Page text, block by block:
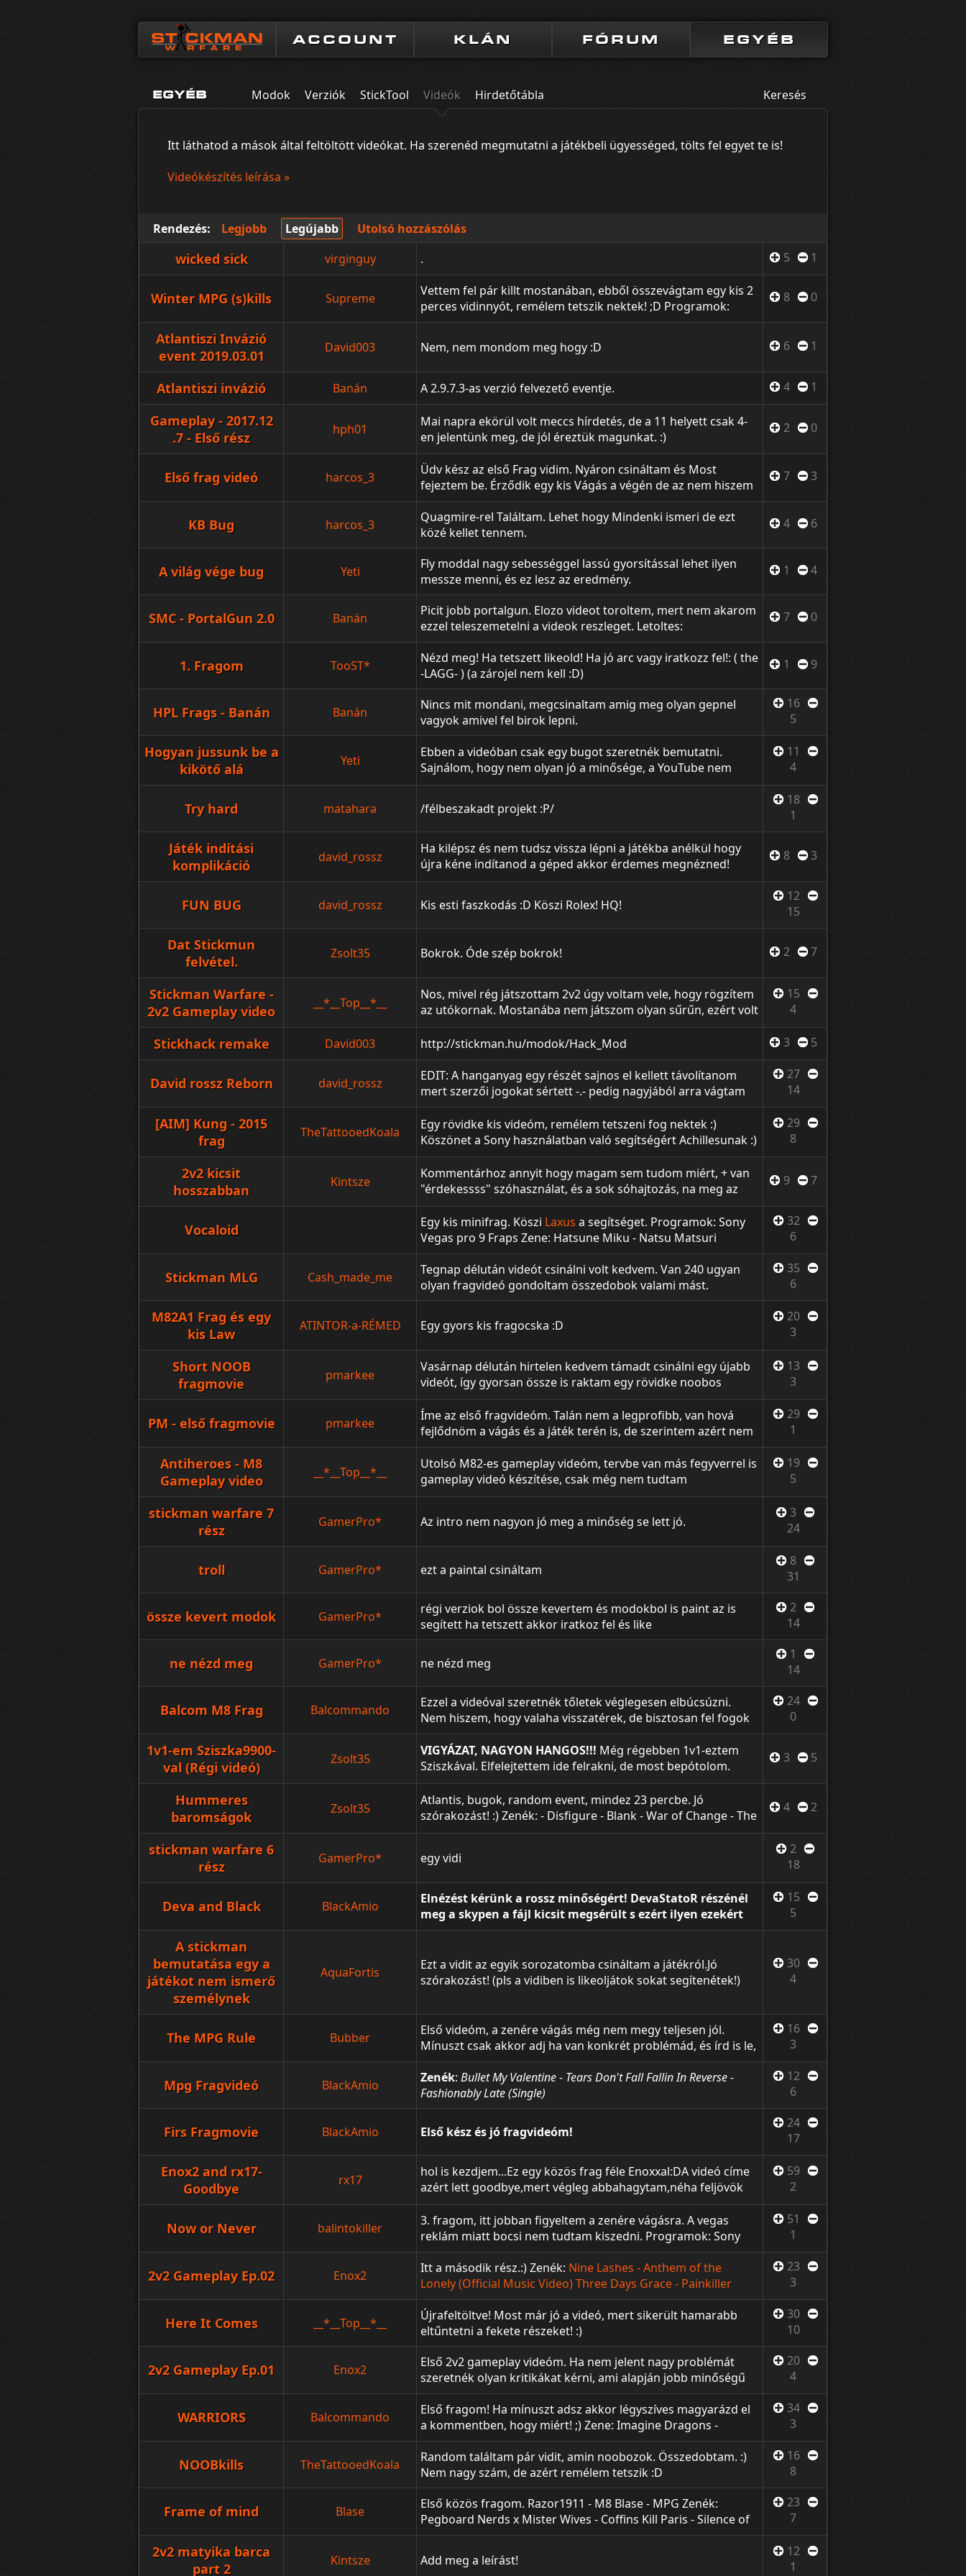
ACCOUNT KLÁN FÓRUM EGYÉB
EGYÉB Modok Verziók StickTool Videók Hirdetőtábla Keresés
Itt láthatod a mások által feltöltött videókat. Ha szerenéd megmutatni a játékbeli ügyességed, tölts fel egyet te is!
Videókészítés leírása »
Rendezés: Legjobb Legújabb Utolsó hozzászólás
wicked sick virginguy . 5 1
Winter MPG (s)kills Supreme
Vettem fel pár killt mostanában, ebből összevágtam egy kis 2
perces vidinnyót, remélem tetszik nektek! ;D Programok:
YouCut Video Editor Sony Vegas Vidmore Screen recorder
8 0
Atlantiszi Invázió
event 2019.03.01
David003 Nem, nem mondom meg hogy :D 6 1
Atlantiszi invázió Banán A 2.9.7.3-as verzió felvezető eventje. 4 1
Gameplay - 2017.12
.7 - Első rész
hph01
Mai napra ekörül volt meccs hírdetés, de a 11 helyett csak 4-
en jelentünk meg, de jól éreztük magunkat. :)
2 0
Első frag videó harcos_3
Üdv kész az első Frag vidim. Nyáron csináltam és Most
fejeztem be. Érződik egy kis Vágás a végén de az nem hiszem
,hogy halálos lenne. Köszönöm Mindenkinek akiket
legyilkolhattam. a végén nem írtam ki de most kiírom.
Köszönöm, hogy megnézted. Váróm komentjeiteket és
7 3
KB Bug harcos_3
Quagmire-rel Találtam. Lehet hogy Mindenki ismeri de ezt
közé kellet tennem.
4 6
A világ vége bug Yeti
Fly moddal nagy sebességgel lassú gyorsítással lehet ilyen
messze menni, és ez lesz az eredmény.
1 4
SMC - PortalGun 2.0 Banán
Picit jobb portalgun. Elozo videot toroltem, mert nem akarom
ezzel teleszemetelni a videok reszleget. Letoltes:
http://www.filedropper.com/stickportalmod Loves: BE portal.
Loves + X: KI portal. Tovabbra is Zodiac keresere.
7 0
1. Fragom TooST*
Nézd meg! Ha tetszett likeold! Ha jó arc vagy iratkozz fel!: ( the
-LAGG- ) (a zárojel nem kell :D)
1 9
HPL Frags - Banán Banán
Nincs mit mondani, megcsinaltam amig meg olyan gepnel
vagyok amivel fel birok lepni.
16
5
Hogyan jussunk be a
kikötő alá
Yeti
Ebben a videóban csak egy bugot szeretnék bemutatni.
Sajnálom, hogy nem olyan jó a minősége, a YouTube nem
szereti a 16:10-es felbontásokat, de legalább a lényeg
11
4
Try hard matahara /félbeszakadt projekt :P/
18
1
Játék indítási
komplikáció
david_rossz
Ha kilépsz és nem tudsz vissza lépni a játékba anélkül hogy
újra kéne indítanod a géped akkor érdemes megnézned!
Kattints az installernél a "Browse" ra ahhoz hogy más helyre tudd
8 3
FUN BUG david_rossz Kis esti faszkodás :D Köszi Rolex! HQ!
12
15
Dat Stickmun
felvétel.
Zsolt35 Bokrok. Óde szép bokrok! 2 7
Stickman Warfare -
2v2 Gameplay video
__*__Top__*__
Nos, mivel rég játszottam 2v2 úgy voltam vele, hogy rögzítem
az utókornak. Mostanába nem játszom olyan sűrűn, ezért volt
is időm berozsdásodni, ami meg is látszik a videón de
remélem azért nem hagyott akkora foltot. Jó szórakozást
hozzá!
15
4
Stickhack remake David003 http://stickman.hu/modok/Hack_Mod 3 5
David rossz Reborn david_rossz
EDIT: A hanganyag egy részét sajnos el kellett távolítanom
mert szerzői jogokat sértett -.- pedig nagyjából arra vágtam
rá a killeket a fullos videót ezen a linken tudjátok megnézni:
http://videa.hu/videok/emberek-vlogok/stickman-wafrare-
david_rossz-reborn-fps-frag-gameplay-GmEAzGLwou
27
14
[AIM] Kung - 2015
frag
TheTattooedKoala
Egy rövidke kis videóm, remélem tetszeni fog nektek :)
Köszönet a Sony használatban való segítségért Achillesunak :)
29
8
2v2 kicsit
hosszabban
Kintsze
Kommentárhoz annyit hogy magam sem tudom miért, + van
"érdekessss" szóhasználat, és a sok sóhajtozás, na meg az
értelmetlen okfejtés pár helyen, plusz vágatlan. Respect a
vlogereknek, hogy képesek úgy beszélgetni a semmivel
mintha valaki lenne. És igazából valamiért a shadowplay
9 7
Vocaloid Egy kis minifrag. Köszi Laxus a segítséget. Programok: Sony
Vegas pro 9 Fraps Zene: Hatsune Miku - Natsu Matsuri
Kagamine Rin - Adult's Toy
32
6
Stickman MLG Cash_made_me
Tegnap délután videót csinálni volt kedvem. Van 240 ugyan
olyan fragvideó gondoltam összedobok valami mást.
35
6
M82A1 Frag és egy
kis Law
ATINTOR-a-RÉMED Egy gyors kis fragocska :D
20
3
Short NOOB
fragmovie
pmarkee
Vasárnap délután hirtelen kedvem támadt csinálni egy újabb
videót, így gyorsan össze is raktam egy rövidke noobos
fragvideót :D Amúgy is gondoltam rá hogy kéne egy ilyet
csinálnom, mert nagyon szeretem ezt a fegyvert, de
videókban kevésszer látni. Remélem tetszik :)
13
3
PM - első fragmovie pmarkee
Íme az első fragvideóm. Talán nem a legprofibb, van hová
fejlődnöm a vágás és a játék terén is, de szerintem azért nem
annyira rossz. Elnézést kérek a kisebb-nagyobb laggokért,
sajnos eléggé nagy volt az fps drop felvétel közben :/ Szintén
elnézést kérek amiért néha pixel
29
1
Antiheroes - M8
Gameplay video
__*__Top__*__
Utolsó M82-es gameplay videóm, tervbe van más fegyverrel is
gameplay videó készítése, csak még nem tudtam
megvalósítani, de szeretném. :D Kösz a segítséget: FasteR,
19
5
stickman warfare 7
rész
GamerPro* Az intro nem nagyon jó meg a minőség se lett jó.
3
24
troll GamerPro* ezt a paintal csináltam
8
31
össze kevert modok GamerPro*
régi verziok bol össze kevertem és modokbol is paint az is
segített ha tetszett akkor iratkoz fel és like
2
14
ne nézd meg GamerPro* ne nézd meg
1
14
Balcom M8 Frag Balcommando
Ezzel a videóval szeretnék tőletek véglegesen elbúcsúzni.
Nem hiszem, hogy valaha visszatérek, de bisztosan fel fogok
még menni játszani egyszer-kétszer! ;) A zenék címe a videó
végén található! Remélem tetszik mindenkinek! :D
24
0
1v1-em Sziszka9900-
val (Régi videó)
Zsolt35
VIGYÁZAT, NAGYON HANGOS!!! Még régebben 1v1-eztem
Sziszkával. Elfelejtettem ide felrakni, de most bepótolom.
Tudom, fülsértően hangos, de már rég nincs meg az eredeti
felvétel, nem tudok mit csinálni. :/
3 5
Hummeres
baromságok
Zsolt35
Atlantis, bugok, random event, mindez 23 percbe. Jó
szórakozást! :) Zenék: - Disfigure - Blank - War of Change - The
Script - Superheroes - BeerSeeWalk - Semmi gond -
utolsó 3 zenét
4 2
stickman warfare 6
rész
GamerPro* egy vidi
2
18
Deva and Black BlackAmio
Elnézést kérünk a rossz minőségért! DevaStatoR részénél
meg a skypen a fájl kicsit megsérült s ezért ilyen ezekért
elnézést kérünk! Kritikákat kulturáltan mert ebben a
valaki mínuszt ad,az indokolja meg h
15
5
A stickman
bemutatása egy a
játékot nem ismerő
személynek
AquaFortis
Ezt a vidit az egyik sorozatomba csináltam a játékról.Jó
szórakozást! (pls a vidiben is likeoljátok sokat segítenétek!)
30
4
The MPG Rule Bubber
Első videóm, a zenére vágás még nem megy teljesen jól.
Mínuszt csak akkor adj ha van konkrét problémád, és írd is le,
hogy legközelebb ne legyen/kevésbé legyen. Ui.: sorry a
nohudot elfelejtettem
16
3
Mpg Fragvideó BlackAmio Zenék: Bullet My Valentine - Tears Don't Fall Fallin In Reverse -
Fashionably Late (Single)
12
6
Firs Fragmovie BlackAmio Első kész és jó fragvideóm!
24
17
Enox2 and rx17-
Goodbye
rx17
hol is kezdjem...Ez egy közös frag féle Enoxxal:DA videó címe
azért lett goodbye,mert végleg abbahagytam,néha feljövök
versenyre majd vagy cw-t megnézni.Hatalmas köszönet
Enoxnak,az egész videót ő vágta meg,nagyon köszönöm:D
Meg még sok embernek köszönet akik segítettek enoxn
59
2
Now or Never balintokiller
3. fragom, itt jobban figyeltem a zenére vágásra. A vegas
reklám miatt bocsi nem tudtam kiszedni. Programok: Sony
Vegas pro 13.0 Fraps Stickman Zene: Skillet - Sick of It
köszönet Albiiiii-nak a segítségért
51
1
2v2 Gameplay Ep.02 Enox2 Itt a második rész.:) Zenék: Nine Lashes - Anthem of the
Lonely (Official Music Video)Three Days Grace - Painkiller
Subscribe for youtube.:)
23
3
Here It Comes __*__Top__*__
Újrafeltöltve! Most már jó a videó, mert sikerült hamarabb
eltűntetni a fekete részeket! :)
30
10
2v2 Gameplay Ep.01 Enox2
Első 2v2 gameplay videóm. Ha nem jelent nagy problémát
szeretnék olyan kritikákat kérni, ami alapján jobb minőségű
gameplay videót tudok csinálni, de ha nem is kapok mindez
csak idők kérdése. :) Helped by: Zeynos Résztvevő játékosok:
Enox2&[H]oVeR vs. Zeynos&FiFFlaren Z
20
4
WARRIORS Balcommando
Első fragom! Ha mínuszt adsz akkor légyszíves magyarázd el
a kommentben, hogy miért! ;) Zene: Imagine Dragons -
Warriors Használt programok: Stickman Movie Maker
Bandicam
34
3
NOOBkills TheTattooedKoala
Random találtam pár vidit, amin noobozok. Összedobtam. :)
Nem nagy szám, de azért remélem tetszik :D
16
8
Frame of mind Blase
Első közös fragom. Razor1911 - M8 Blase - MPG Zenék:
Pegboard Nerds x Mister Wives - Coffins Kill Paris - Silence of
Heartbreak Programok: Fraps Sony Vegas 11
23
7
2v2 matyika barca
part 2
Kintsze Add meg a leírást!
12
1